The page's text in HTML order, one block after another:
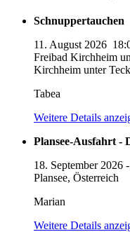
Schnuppertauchen
11. August 2026
Freibad Kirchheim
Kirchheim unter
Tabea
Weitere Details
Plansee-Ausfahrt -
18. September 2026 -
Plansee, Österreich
Marian
Weitere Details